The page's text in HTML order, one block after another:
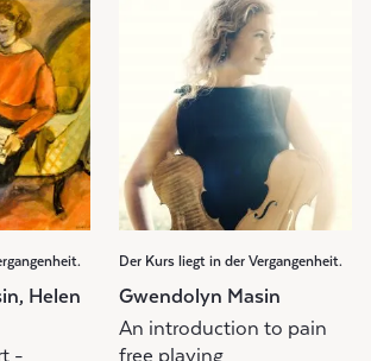
Helen
-
Der Kurs liegt in der Vergangenheit.
Gwendolyn Masin
An introduction to pain
free playing